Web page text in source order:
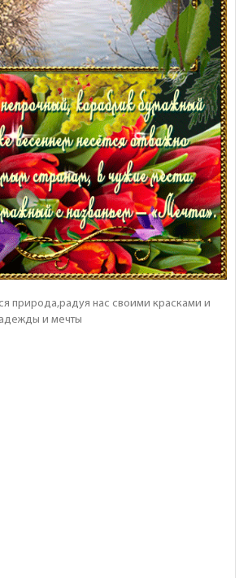
природа,радуя нас своими красками и
и мечты